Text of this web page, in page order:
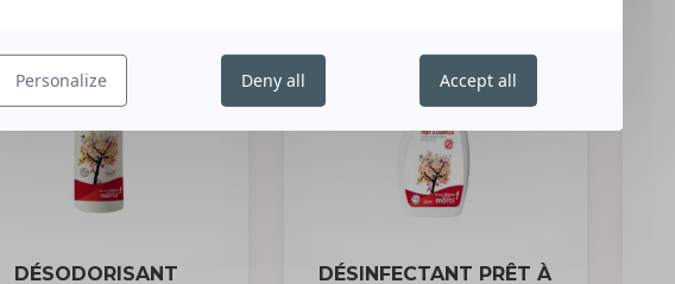
DÉSODORISANT DÉSINFECTANT PRÊT À
Personalize Deny all Accept all